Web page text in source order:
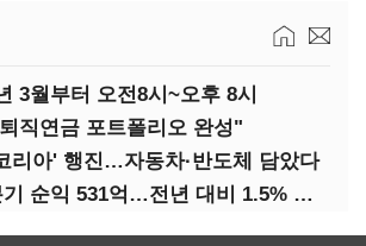
3월부터 오전8시~오후 8시
직연금 포트폴리오 완성"
리아' 행진…자동차·반도체 담았다
대신증권, 1분기 순익 531억…전년 대비 1.5% 증가